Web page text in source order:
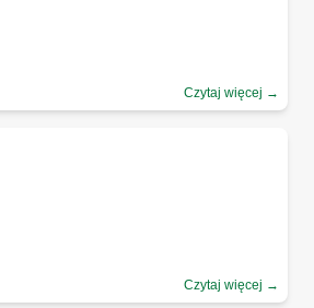
Czytaj więcej →
Czytaj więcej →